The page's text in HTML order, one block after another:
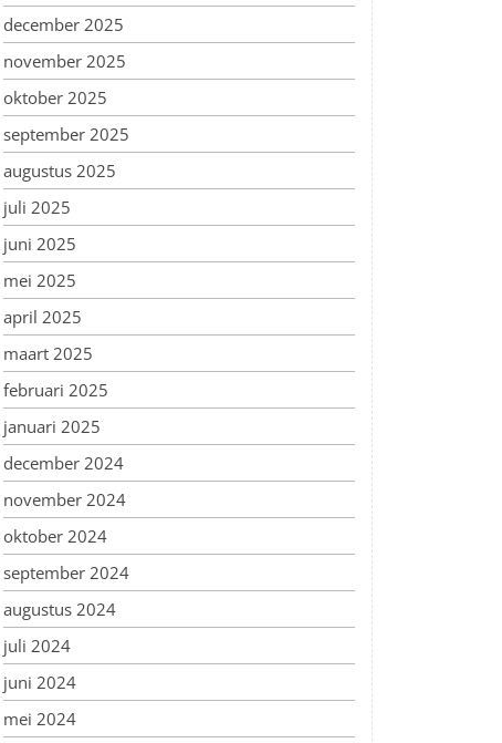
december 2025
november 2025
oktober 2025
september 2025
augustus 2025
juli 2025
juni 2025
mei 2025
april 2025
maart 2025
februari 2025
januari 2025
december 2024
november 2024
oktober 2024
september 2024
augustus 2024
juli 2024
juni 2024
mei 2024